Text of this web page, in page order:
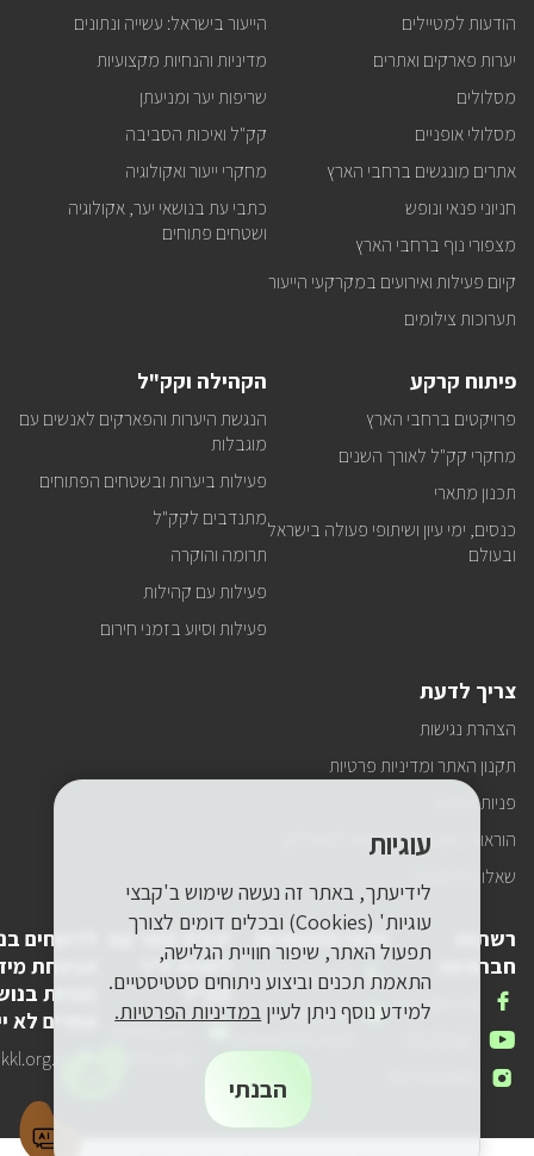
במייל
הודעות למטיילים
יערות פארקים ואתרים
מסלולים
מסלולי אופניים
אתרים מונגשים ברחבי הארץ
חניוני פנאי ונופש
מצפורי נוף ברחבי הארץ
קיום פעילות ואירועים במקרקעי הייעור
תערוכות צילומים
הייעור בישראל: עשייה ונתונים
מדיניות והנחיות מקצועיות
שריפות יער ומניעתן
קק"ל ואיכות הסביבה
מחקרי ייעור ואקולוגיה
כתבי עת בנושאי יער, אקולוגיה
ושטחים פתוחים
פיתוח קרקע
פרויקטים ברחבי הארץ
מחקרי קק"ל לאורך השנים
תכנון מתארי
כנסים, ימי עיון ושיתופי פעולה בישראל
ובעולם
הקהילה וקק"ל
הנגשת היערות והפארקים לאנשים עם
מוגבלות
פעילות ביערות ובשטחים הפתוחים
מתנדבים לקק"ל
תרומה והוקרה
פעילות עם קהילות
פעילות וסיוע בזמני חירום
צריך לדעת
הצהרת נגישות
תקנון האתר ומדיניות פרטיות
פניות הציבור
הוראות התנהגות ובטיחות למטיילים
שאלות ותשובות
רשתות
חברתיות
FACEBOOK
אנחנו
בפייסבוק
אנחנו
ביוטיוב
אנחנו
פרטי התקשרות
טלפון1-800-250-250
דואר pneyot-
יצירת קשר עם
לשכת יו"ר
קק"ל
אלקטרוני
שלנו
לדיווחים
אבטחת
(פניות
אחרים לא
עוגיות
לידיעתך, באתר זה נעשה שימוש ב'קבצי
עוגיות' (Cookies) ובכלים דומים לצורך
תפעול האתר, שיפור חוויית הגלישה,
התאמת תכנים וביצוע ניתוחים סטטיסטיים.
למידע נוסף ניתן לעיין במדיניות הפרטיות.
הבנתי